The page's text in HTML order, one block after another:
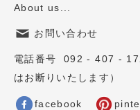
About us...
お問い合わせ
電話番号 092 - 407 -
はお断りいたします）
facebook